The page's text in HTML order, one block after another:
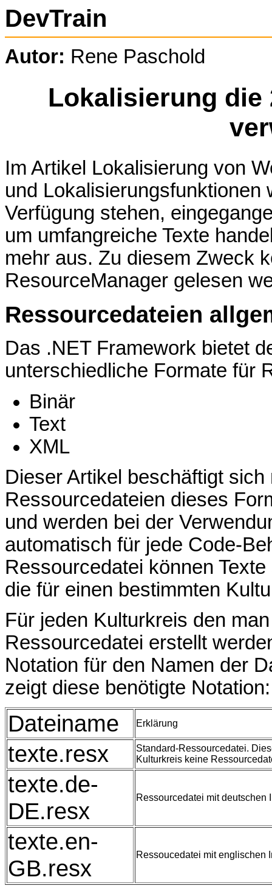
DevTrain
Autor: Rene Paschold
Lokalisierung die
Im Artikel Lokalisierung von
und Lokalisierungsfunktionen
Verfügung stehen,
um umfangreiche Texte
mehr aus. Zu diesem Zweck
ResourceManager gelesen
Ressourcedateien
Das .NET Framework bietet
unterschiedliche Formate für
Binär
Text
XML
Dieser Artikel beschäftigt
Ressourcedateien dieses
und werden bei der
automatisch für jede Code-
Ressourcedatei können
die für einen bestimmten
Für jeden Kulturkreis den
Ressourcedatei erstellt
Notation für den Namen der
zeigt diese benötigte Notation:
Dateiname Erklärung
texte.resx
Standard-Ressourcedatei.
Kulturkreis keine
texte.de-
DE.resx
Ressourcedatei mit deutschen
texte.en-
GB.resx
Ressoucedatei mit englischen